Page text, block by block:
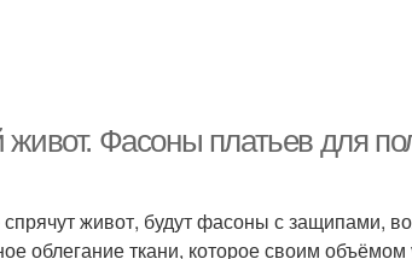
Фасоны платьев для
живот, будут фасоны с защипами,
облегание ткани, которое своим